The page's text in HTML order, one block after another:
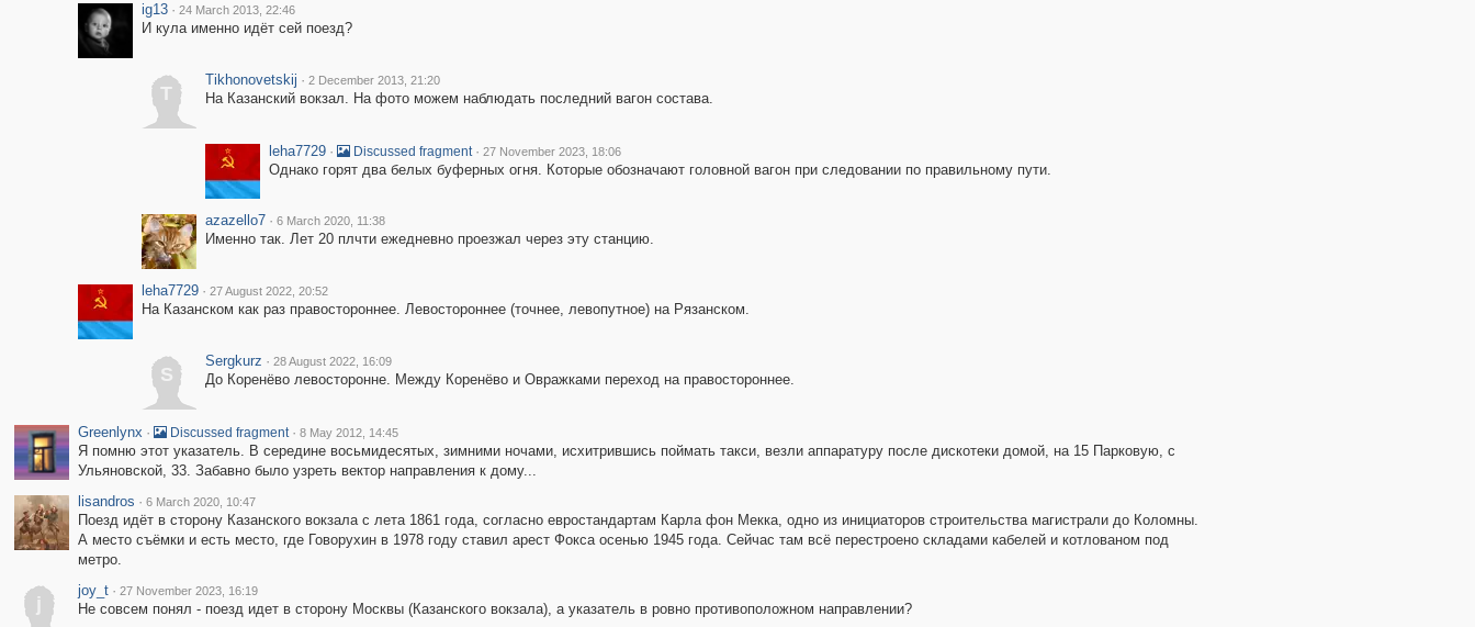
ig13 · 24 March 2013, 22:46
И кула именно идёт сей поезд?
T
Tikhonovetskij · 2 December 2013, 21:20
На Казанский вокзал. На фото можем наблюдать последний вагон состава.
leha7729 · Discussed fragment · 27 November 2023, 18:06
Однако горят два белых буферных огня. Которые обозначают головной вагон при следовании по правильному пути.
azazello7 · 6 March 2020, 11:38
Именно так. Лет 20 плчти ежедневно проезжал через эту станцию.
leha7729 · 27 August 2022, 20:52
На Казанском как раз правостороннее. Левостороннее (точнее, левопутное) на Рязанском.
S
Sergkurz · 28 August 2022, 16:09
До Коренёво левосторонне. Между Коренёво и Овражками переход на правостороннее.
Greenlynx · Discussed fragment · 8 May 2012, 14:45
Я помню этот указатель. В середине восьмидесятых, зимними ночами, исхитрившись поймать такси, везли аппаратуру после дискотеки домой, на 15 Парковую, с
Ульяновской, 33. Забавно было узреть вектор направления к дому...
lisandros · 6 March 2020, 10:47
Поезд идёт в сторону Казанского вокзала с лета 1861 года, согласно евростандартам Карла фон Мекка, одно из инициаторов строительства магистрали до Коломны.
А место съёмки и есть место, где Говорухин в 1978 году ставил арест Фокса осенью 1945 года. Сейчас там всё перестроено складами кабелей и котлованом под
метро.
j
joy_t · 27 November 2023, 16:19
Не совсем понял - поезд идет в сторону Москвы (Казанского вокзала), а указатель в ровно противоположном направлении?